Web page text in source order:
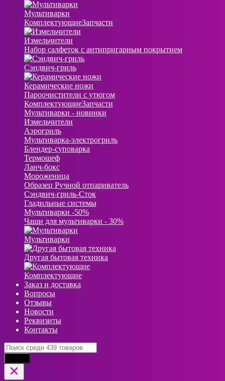
Мультиварки
КомплектующиеЗапчасти
Измельчители
Набор салфеток с антипригарным покрытием
Сэндвич-гриль
Керамические ножи
Пароочистители с утюгом
КомплектующиеЗапчасти
Мультиварки - новинки
Измельчители
Аэрогриль
Мультиварка-электрогриль
Блендер-суповарка
Термошеф
Ланч-бокс
Мороженица
Образец Ручной отпариватель
Сэндвич-гриль-Сток
Гладильные системы
Мультиварки -50%
Чаши для мультиварки - 30%
Мультиварки
Другая бытовая техника
Комплектующие
Заказ и доставка
Вопросы
Отзывы
Новости
Реквизиты
Контакты